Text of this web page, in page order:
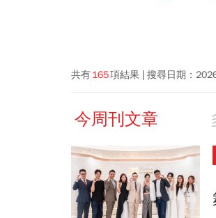
共有165項結果 搜尋日期：
今周刊文章